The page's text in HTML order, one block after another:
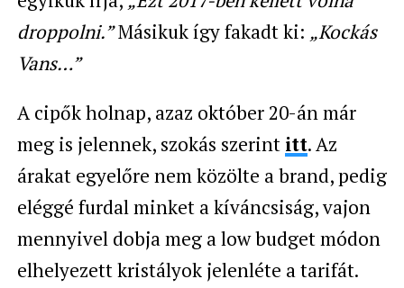
droppolni.”Másikuk így fakadt ki: „Kockás
Vans…”
A cipők holnap, azaz október 20-án már
meg is jelennek, szokás szerint itt. Az
árakat egyelőre nem közölte a brand, pedig
eléggé furdal minket a kíváncsiság, vajon
mennyivel dobja meg a low budget módon
elhelyezett kristályok jelenléte a tarifát.